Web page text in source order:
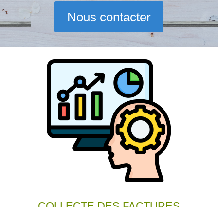
Nous contacter